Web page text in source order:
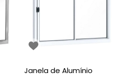
Janela de Alumínio